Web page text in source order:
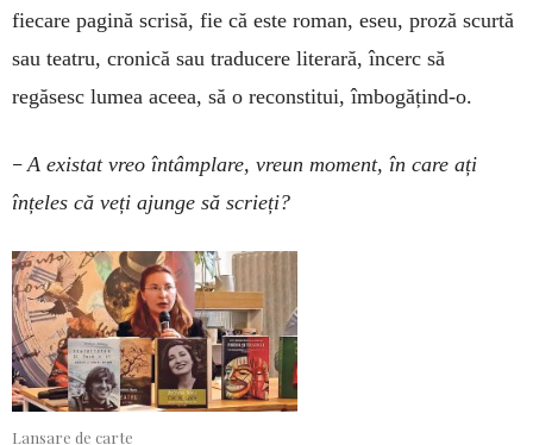
fiecare pagină scrisă, fie că este roman, eseu, proză scurtă
sau teatru, cronică sau traducere literară, încerc să
regăsesc lumea aceea, să o reconstitui, îmbogățind-o.
–A existat vreo întâmplare, vreun moment, în care ați
înțeles că veți ajunge să scrieți?
Lansare de carte